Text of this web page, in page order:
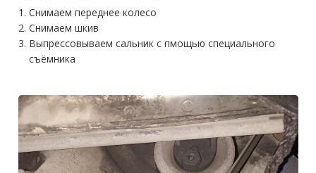
Снимаем переднее колесо
Снимаем шкив
Выпрессовываем сальник с пмощью специального
съёмника